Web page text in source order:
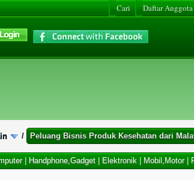
Cari Daftar Anggota
/ Peluang Bisnis Produk Kesehatan dari
| Handphone,Gadget Elektronik Mobil,Motor|